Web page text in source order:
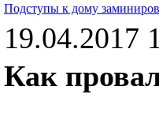
Подступы к дому
19.04.2017
Как